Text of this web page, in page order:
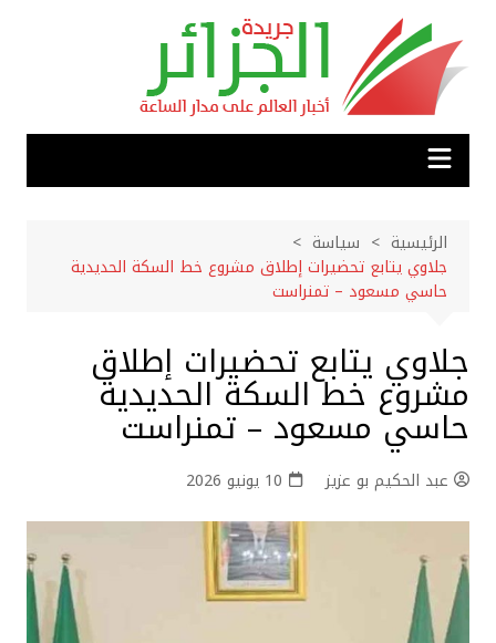
المحتوى
الرئيسية
سياسة
جلاوي يتابع تحضيرات إطلاق مشروع خط السكة الحديدية
حاسي مسعود – تمنراست
جلاوي يتابع تحضيرات إطلاق
مشروع خط السكة الحديدية
حاسي مسعود – تمنراست
عبد الحكيم بو عزيز 10 يونيو 2026